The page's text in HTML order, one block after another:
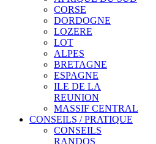
CORSE
DORDOGNE
LOZERE
LOT
ALPES
BRETAGNE
ESPAGNE
ILE DE LA
REUNION
MASSIF CENTRAL
CONSEILS / PRATIQUE
CONSEILS
RANDOS